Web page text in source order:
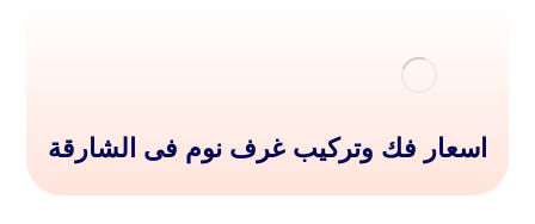
اسعار فك وتركيب غرف نوم فى الشارقة